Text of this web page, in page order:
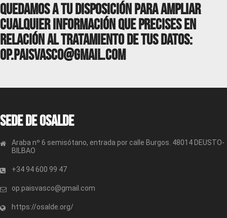
Quedamos a tu disposición para ampliar
cualquier información que precises en
relación al tratamiento de tus datos:
op.paisvasco@gmail.com
Sede de OSALDE
Araba nº 6 semisótano, entrada por calle Burgos. 48014 DEUSTO-
BILBAO
+34 94 600 99 47
op.paisvasco@gmail.com
https://osalde.org/